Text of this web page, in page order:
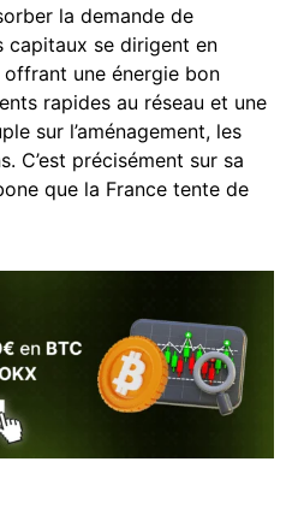
la demande de
capitaux se dirigent en
une énergie bon
rapides au réseau et une
sur l’aménagement, les
C’est précisément sur sa
que la France tente de